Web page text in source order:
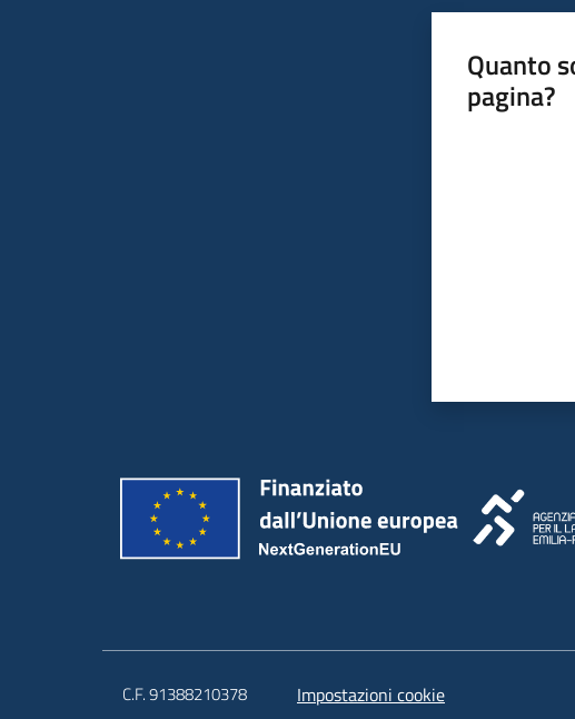
Quanto
pagina?
C.F. 91388210378 Impostazioni cookie